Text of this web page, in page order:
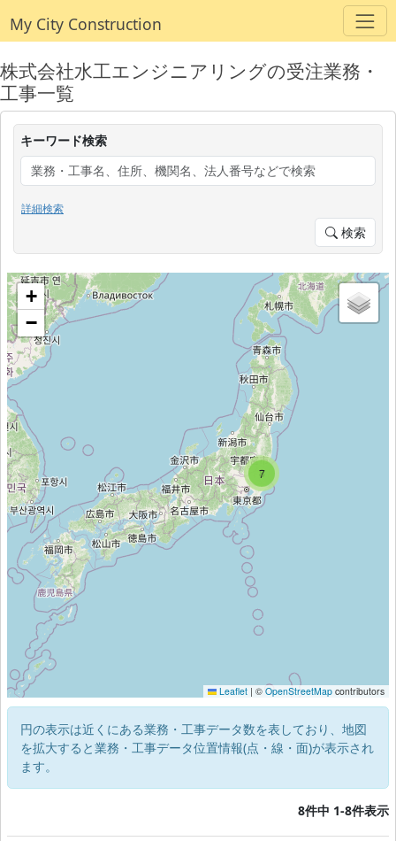
My City Construction
株式会社水工エンジニアリングの受注業務・
工事一覧
キーワード検索
詳細検索
検索
8
7
+
−
Leaflet | © OpenStreetMap contributors
円の表示は近くにある業務・工事データ数を表しており、地図
を拡大すると業務・工事データ位置情報(点・線・面)が表示され
ます。
8件中 1-8件表示